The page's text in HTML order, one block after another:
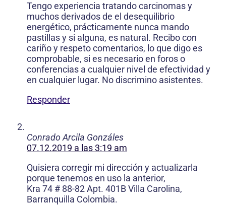
Tengo experiencia tratando carcinomas y
muchos derivados de el desequilibrio
energético, prácticamente nunca mando
pastillas y si alguna, es natural. Recibo con
cariño y respeto comentarios, lo que digo es
comprobable, si es necesario en foros o
conferencias a cualquier nivel de efectividad y
en cualquier lugar. No discrimino asistentes.
Responder
Conrado Arcila Gonzáles
07.12.2019 a las 3:19 am
Quisiera corregir mi dirección y actualizarla
porque tenemos en uso la anterior,
Kra 74 # 88-82 Apt. 401B Villa Carolina,
Barranquilla Colombia.